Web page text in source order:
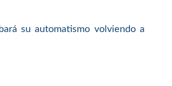
su automatismo volviendo a